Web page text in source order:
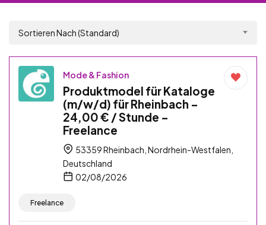
Sortieren Nach (Standard)
Mode & Fashion
Produktmodel für Kataloge
(m/w/d) für Rheinbach –
24,00 € / Stunde –
Freelance
53359 Rheinbach, Nordrhein-Westfalen,
Deutschland
02/08/2026
Freelance